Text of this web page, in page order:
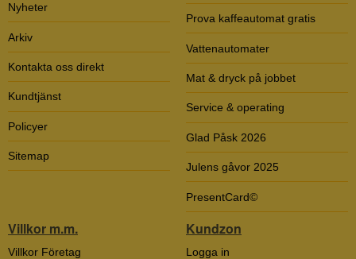
Nyheter
Arkiv
Kontakta oss direkt
Kundtjänst
Policyer
Sitemap
Prova kaffeautomat gratis
Vattenautomater
Mat & dryck på jobbet
Service & operating
Glad Påsk 2026
Julens gåvor 2025
PresentCard©
Villkor m.m.
Villkor Företag
Kundzon
Logga in